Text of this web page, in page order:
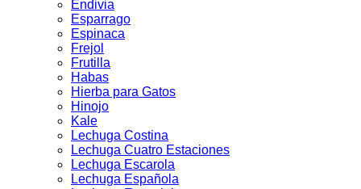
Endivia
Esparrago
Espinaca
Frejol
Frutilla
Habas
Hierba para Gatos
Hinojo
Kale
Lechuga Costina
Lechuga Cuatro Estaciones
Lechuga Escarola
Lechuga Española